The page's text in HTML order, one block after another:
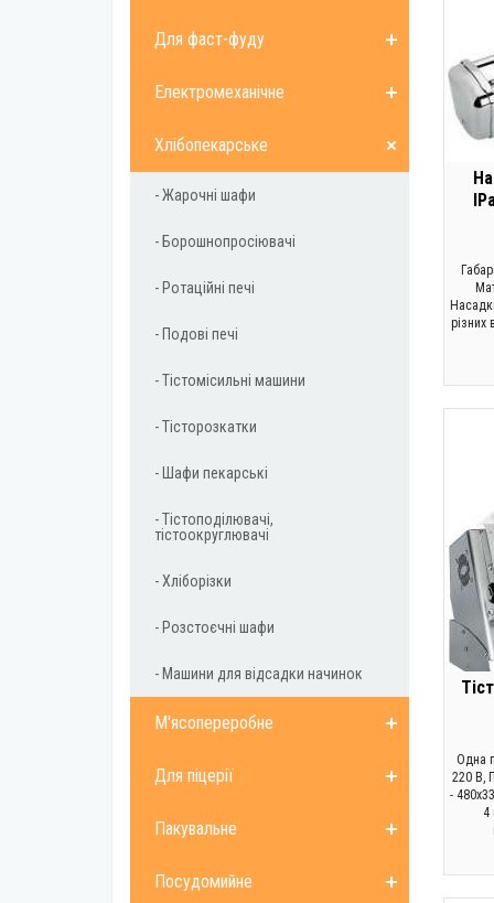
Для фаст-фуду
Електромеханічне
Хлібопекарське
- Жарочні шафи
- Борошнопросіювачі
- Ротаційні печі
- Подові печі
- Тістомісильні машини
- Тісторозкатки
- Шафи пекарські
- Тістоподілювачі,
тістоокруглювачі
- Хліборізки
- Розстоєчні шафи
- Машини для відсадки начинок
М'ясопереробне
Для піцерії
Пакувальне
Посудомийне
різних
Одна
220 В,
-
4